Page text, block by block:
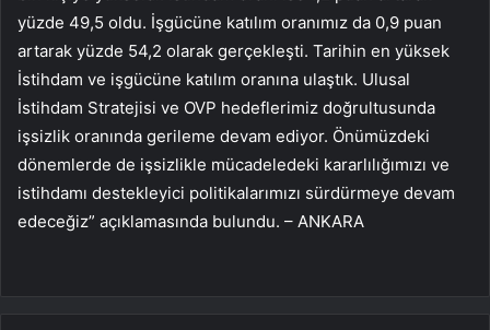
yüzde 49,5 oldu. İşgücüne katılım oranımız da 0,9 puan
artarak yüzde 54,2 olarak gerçekleşti. Tarihin en yüksek
İstihdam ve işgücüne katılım oranına ulaştık. Ulusal
İstihdam Stratejisi ve OVP hedeflerimiz doğrultusunda
işsizlik oranında gerileme devam ediyor. Önümüzdeki
dönemlerde de işsizlikle mücadeledeki kararlılığımızı ve
istihdamı destekleyici politikalarımızı sürdürmeye devam
edeceğiz” açıklamasında bulundu. – ANKARA